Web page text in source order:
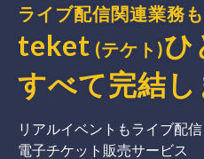
ライブ配信関連業務も
teket (テケト)ひ
すべて完結
リアルイベントもライブ配
電子チケット販売サービス